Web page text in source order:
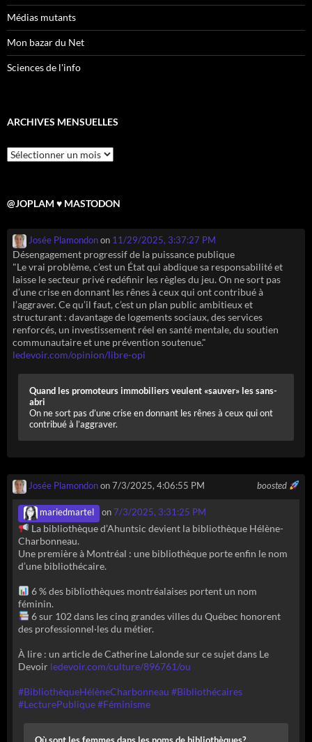
Médias mutants
Mon bazar du Net
Sciences de l'info
ARCHIVES MENSUELLES
Archives
mensuelles
@JOPLAM ♥ MASTODON
Josée Plamondonon 11/29/2025, 3:37:27 PM
Désengagement progressif de la puissance publique
"Le vrai problème, c’est un État qui abdique sa responsabilité et
laisse le secteur privé redéfinir les règles du jeu. On ne sort pas
d’une crise en donnant les rênes à ceux qui ont contribué à
l’aggraver. Ce qu’il faut, c’est un plan public ambitieux et
structurant : davantage de logements sociaux, des services
renforcés, un investissement réel en santé mentale, du soutien
communautaire et une prévention soutenue."
ledevoir.com/opinion/libre-opi
Quand les promoteurs immobiliers veulent «sauver» les sans-
abri
On ne sort pas d’une crise en donnant les rênes à ceux qui ont
contribué à l’aggraver.
boosted
Josée Plamondonon 7/3/2025, 4:06:55 PM
mariedmartel on7/3/2025, 3:31:25 PM
La bibliothèque d’Ahuntsic devient la bibliothèque Hélène-
Charbonneau.
Une première à Montréal : une bibliothèque porte enfin le nom
d’une bibliothécaire.
6 % des bibliothèques montréalaises portent un nom
féminin.
6 sur 102 dans les cinq grandes villes du Québec honorent
des professionnel·les du métier.
À lire : un article de Catherine Lalonde sur ce sujet dans Le
Devoir ledevoir.com/culture/896761/ou
#BibliothèqueHélèneCharbonneau #Bibliothécaires
#LecturePublique#Féminisme
Où sont les femmes dans les noms de bibliothèques?